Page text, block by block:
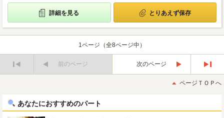
詳細を見る とりあえず保存
1ページ（全8ページ中）
前のページ
次のページ
後
ページＴＯＰへ
あなたにおすすめのパート